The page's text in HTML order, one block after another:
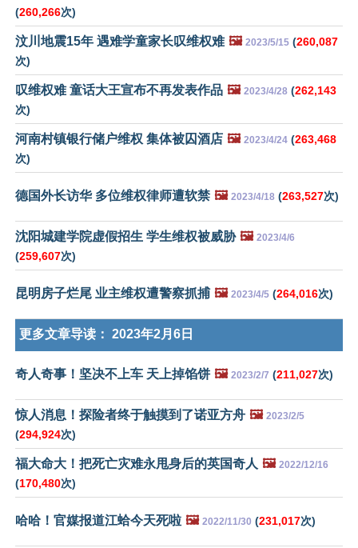
(260,266次)
汶川地震15年 遇难学童家长叹维权难 🖼️ 2023/5/15 (260,087
次)
叹维权难 童话大王宣布不再发表作品 🖼️ 2023/4/28 (262,143
次)
河南村镇银行储户维权 集体被囚酒店 🖼️ 2023/4/24 (263,468
次)
德国外长访华 多位维权律师遭软禁 🖼️ 2023/4/18 (263,527次)
沈阳城建学院虚假招生 学生维权被威胁 🖼️ 2023/4/6
(259,607次)
昆明房子烂尾 业主维权遭警察抓捕 🖼️ 2023/4/5 (264,016次)
更多文章导读： 2023年2月6日
奇人奇事！坚决不上车 天上掉馅饼 🖼️ 2023/2/7 (211,027次)
惊人消息！探险者终于触摸到了诺亚方舟 🖼️ 2023/2/5
(294,924次)
福大命大！把死亡灾难永甩身后的英国奇人 🖼️ 2022/12/16
(170,480次)
哈哈！官媒报道江蛤今天死啦 🖼️ 2022/11/30 (231,017次)